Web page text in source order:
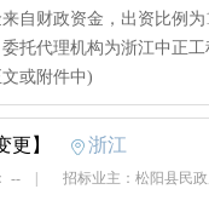
自财政资金，出资比例
委托代理机构为浙江中正
或附件中)
更】 浙江
-- 招标业主：松阳县民